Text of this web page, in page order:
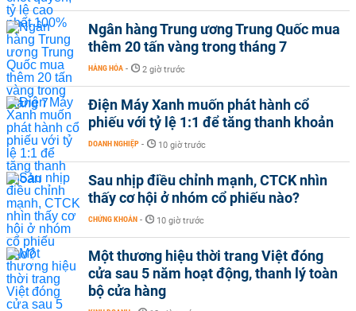
Ngân hàng Trung ương Trung Quốc mua
thêm 20 tấn vàng trong tháng 7
HÀNG HÓA - 2 giờ trước
Điện Máy Xanh muốn phát hành cổ
phiếu với tỷ lệ 1:1 để tăng thanh khoản
DOANH NGHIỆP - 10 giờ trước
Sau nhịp điều chỉnh mạnh, CTCK nhìn
thấy cơ hội ở nhóm cổ phiếu nào?
CHỨNG KHOÁN - 10 giờ trước
Một thương hiệu thời trang Việt đóng
cửa sau 5 năm hoạt động, thanh lý toàn
bộ cửa hàng